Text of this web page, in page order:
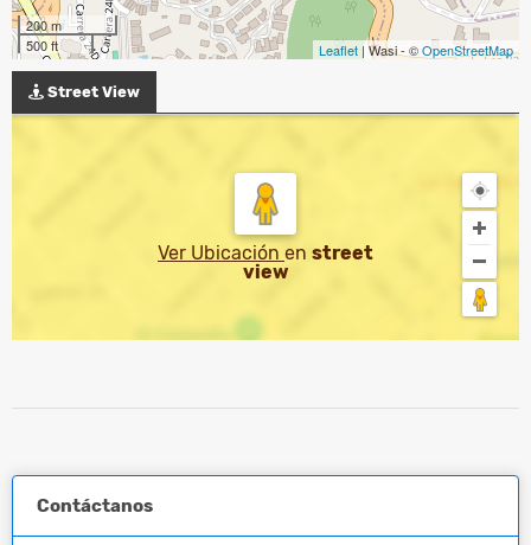
200 m
500 ft
Leaflet | Wasi - ©OpenStreetMap
Street View
Ver Ubicación en street
view
Contáctanos